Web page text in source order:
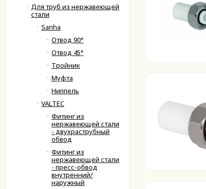
Для труб из нержавеющей
стали
Sanha
Отвод 90°
Отвод 45°
Тройник
Муфта
Ниппель
VALTEC
Фитинг из
нержавеющей стали
- двухраструбный
обвод
Фитинг из
нержавеющей стали
- пресс-обвод
внутренний/
наружный